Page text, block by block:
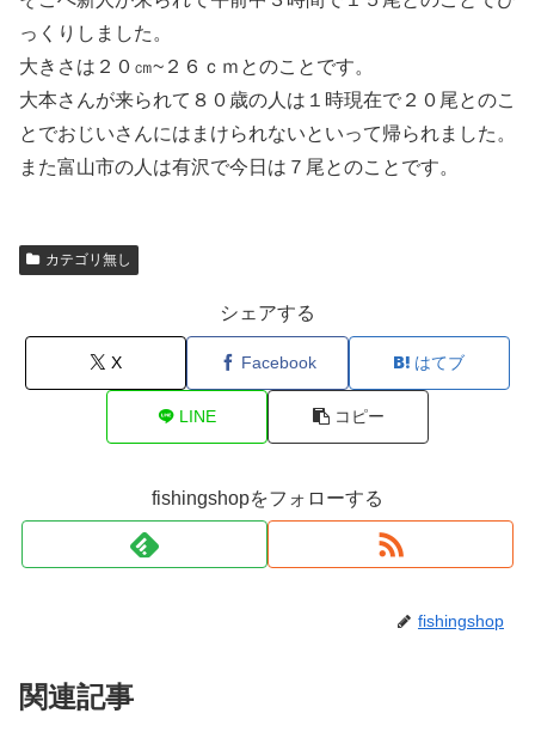
っくりしました。
大きさは２０㎝~２６ｃｍとのことです。
大本さんが来られて８０歳の人は１時現在で２０尾とのこ
とでおじいさんにはまけられないといって帰られました。
また富山市の人は有沢で今日は７尾とのことです。
カテゴリ無し
シェアする
X Facebook はてブ
LINE コピー
fishingshopをフォローする
fishingshop
関連記事